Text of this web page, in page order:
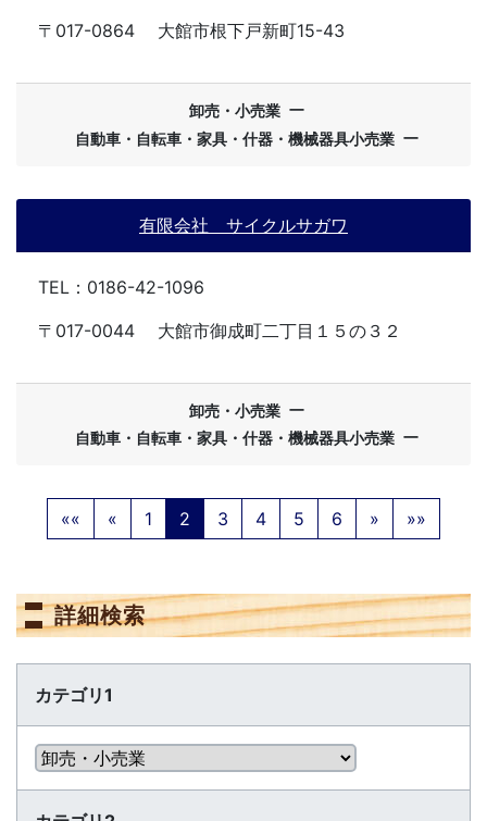
〒017-0864
大館市根下戸新町15-43
卸売・小売業 ー
自動車・自転車・家具・什器・機械器具小売業 ー
有限会社 サイクルサガワ
TEL：0186-42-1096
〒017-0044
大館市御成町二丁目１５の３２
卸売・小売業 ー
自動車・自転車・家具・什器・機械器具小売業 ー
«« « 1 2 3 4 5 6 » »»
詳細検索
カテゴリ1